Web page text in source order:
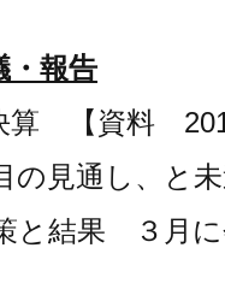
報告
算 【資料
の見通し、と
と結果 ３月